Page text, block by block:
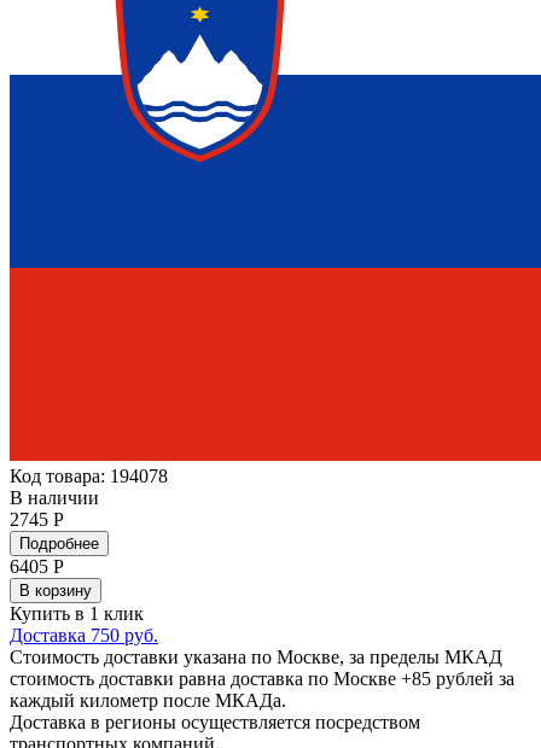
Код товара: 194078
В наличии
2745 Р
Подробнее
6405 Р
В корзину
Купить в 1 клик
Доставка 750 руб.
Стоимость доставки указана по Москве, за пределы МКАД
стоимость доставки равна доставка по Москве +85 рублей за
каждый километр после МКАДа.
Доставка в регионы осуществляется посредством